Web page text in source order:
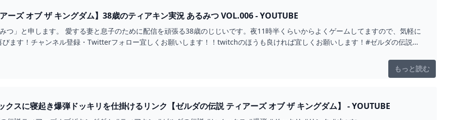
ーズ オブ ザ キングダム】38歳のティアキン実況 あるみつ VOL.006 - YOUTUBE
つ」と申します。 愛する妻と息子のために配信を頑張る38歳のじじいです。夜11時半くらいからよくゲームしてますので、気軽に
ます！チャンネル登録・Twitterフォロー宜しくお願いします！！twitchのほうも良ければ宜しくお願いします！#ゼルダの伝説テ
もっと読む
クスに寝起き爆弾ドッキリを仕掛けるリンク【ゼルダの伝説 ティアーズ オブ ザ キングダム】 - YOUTUBE